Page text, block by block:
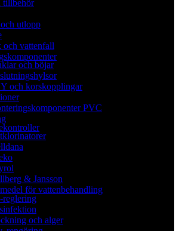
tillbehör
utlopp
och vattenfall
och böjar
och korskopplingar
PVC
& Jansson
för vattenbehandling
reglering
och alger